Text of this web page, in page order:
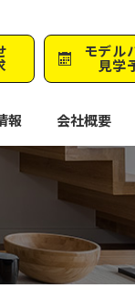
モデル
見学
報 会社概要